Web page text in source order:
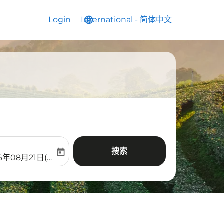
Login language
International - 简体中文
keyboard_arrow_down
label
return-date-aria-label
08月21日(周五)
today 搜索